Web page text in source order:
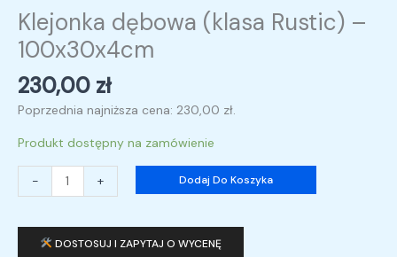
Klejonka dębowa (klasa Rustic) –
100x30x4cm
230,00 zł
Poprzednia najniższa cena: 230,00 zł.
Produkt dostępny na zamówienie
- + Dodaj Do Koszyka
DOSTOSUJ I ZAPYTAJ O WYCENĘ